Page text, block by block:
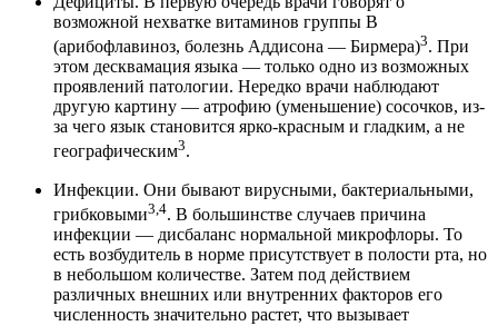
возможной нехватке витаминов группы В
(арибофлавиноз, болезнь Аддисона — Бирмера)3. При
этом десквамация языка — только одно из возможных
проявлений патологии. Нередко врачи наблюдают
другую картину — атрофию (уменьшение) сосочков, из-
за чего язык становится ярко-красным и гладким, а не
географическим3.
Инфекции. Они бывают вирусными, бактериальными,
грибковыми3,4. В большинстве случаев причина
инфекции — дисбаланс нормальной микрофлоры. То
есть возбудитель в норме присутствует в полости рта, но
в небольшом количестве. Затем под действием
различных внешних или внутренних факторов его
численность значительно растет, что вызывает